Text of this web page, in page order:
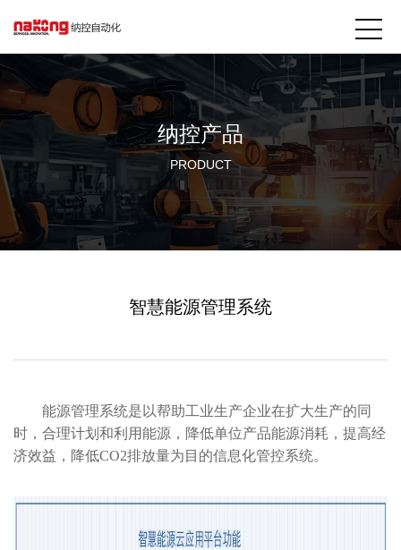
纳控产品
PRODUCT
智慧能源管理系统
能源管理系统是以帮助工业生产企业在扩大生产的同
时，合理计划和利用能源，降低单位产品能源消耗，提高经
济效益，降低CO2排放量为目的信息化管控系统。